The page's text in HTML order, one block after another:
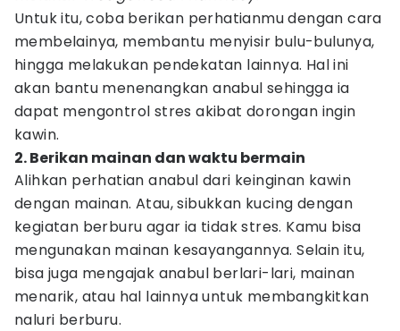
Untuk itu, coba berikan perhatianmu dengan cara
membelainya, membantu menyisir bulu-bulunya,
hingga melakukan pendekatan lainnya. Hal ini
akan bantu menenangkan anabul sehingga ia
dapat mengontrol stres akibat dorongan ingin
kawin.
2. Berikan mainan dan waktu bermain
Alihkan perhatian anabul dari keinginan kawin
dengan mainan. Atau, sibukkan kucing dengan
kegiatan berburu agar ia tidak stres. Kamu bisa
mengunakan mainan kesayangannya. Selain itu,
bisa juga mengajak anabul berlari-lari, mainan
menarik, atau hal lainnya untuk membangkitkan
naluri berburu.